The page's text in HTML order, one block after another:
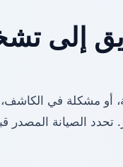
إلى
أو مشكلة في
تحدد الصيانة المصدر